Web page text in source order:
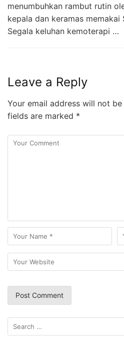
menumbuhkan rambut rutin
kepala dan keramas memakai
Segala keluhan kemoterapi …
Leave a Reply
Your email address will not be
fields are marked *
Search
for: